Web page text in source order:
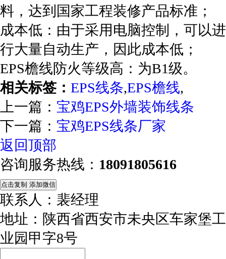
料，达到国家工程装修产品标准；
成本低：由于采用电脑控制，可以进
行大量自动生产，因此成本低；
EPS檐线防火等级高：为B1级。
相关标签： EPS线条,EPS檐线,
上一篇： 宝鸡EPS外墙装饰线条
下一篇： 宝鸡EPS线条厂家
返回顶部
咨询服务热线： 18091805616
点击复制 添加微信
联系人：裴经理
地址：陕西省西安市未央区车家堡工
业园甲字8号